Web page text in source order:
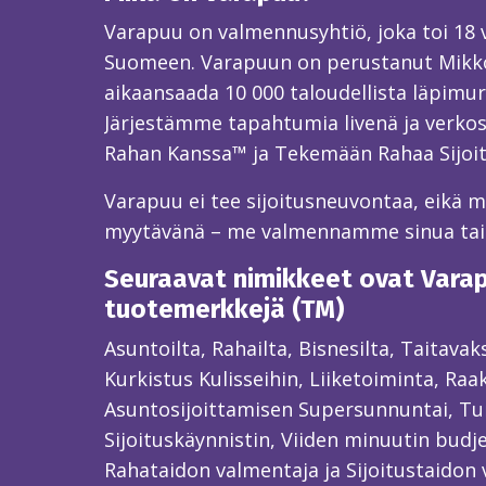
Varapuu on valmennusyhtiö, joka toi
Suomeen. Varapuun on perustanut
aikaansaada 10 000 taloudellista
Järjestämme tapahtumia livenä ja
Rahan Kanssa™ ja Tekemään Rahaa
Varapuu ei tee sijoitusneuvontaa, eikä
myytävänä – me valmennamme sinua
Seuraavat nimikkeet ovat
tuotemerkkejä (TM)
Asuntoilta, Rahailta, Bisnesilta,
Kurkistus Kulisseihin, Liiketoiminta,
Asuntosijoittamisen Supersunnuntai,
Sijoituskäynnistin, Viiden minuutin
Rahataidon valmentaja ja Sijoitustaidon